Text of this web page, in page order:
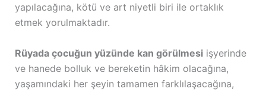
yapılacağına, kötü ve art niyetli biri ile ortaklık
etmek yorulmaktadır.
Rüyada çocuğun yüzünde kan görülmesiişyerinde
ve hanede bolluk ve bereketin hâkim olacağına,
yaşamındaki her şeyin tamamen farklılaşacağına,